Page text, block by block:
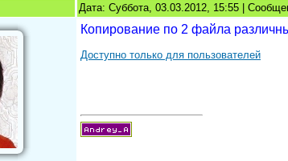
Дата: Суббота, 03.03.2012, 15:55 |
Копирование по 2 файла
Доступно только для пользователей